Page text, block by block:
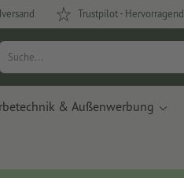
Trustpilot - Hervorragend
& Außenwerbung